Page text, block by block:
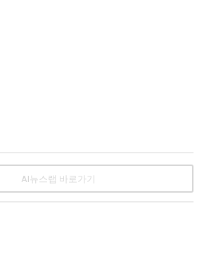
AI뉴스랩 바로가기